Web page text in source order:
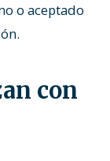
o aceptado
con